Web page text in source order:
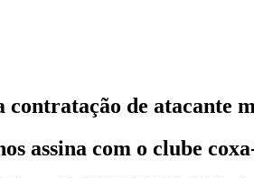
de atacante
assina com o clube